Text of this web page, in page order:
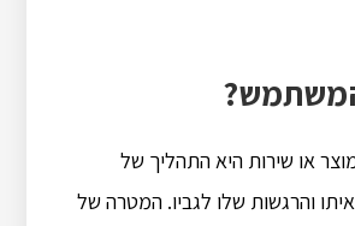
או שירות היא התהליך של
והרגשות שלו לגביו. המטרה של